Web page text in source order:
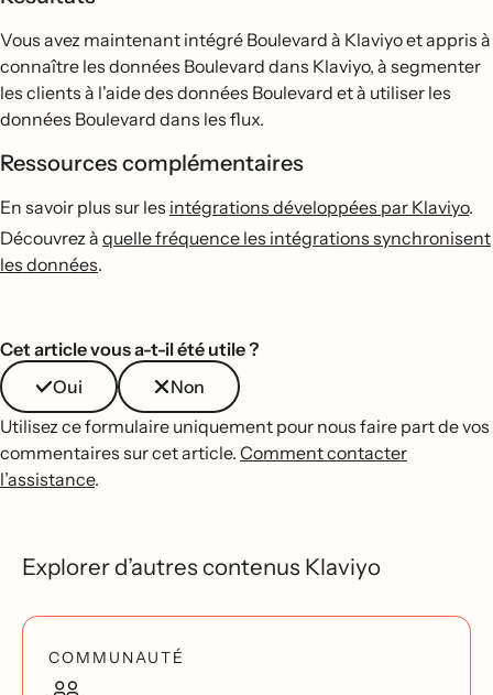
Vous avez maintenant intégré Boulevard à Klaviyo et appris à
connaître les données Boulevard dans Klaviyo, à segmenter
les clients à l'aide des données Boulevard et à utiliser les
données Boulevard dans les flux.
Ressources complémentaires
En savoir plus sur les intégrations développées par Klaviyo.
Découvrez à quelle fréquence les intégrations synchronisent
les données.
Cet article vous a-t-il été utile ?
Oui
Non
Utilisez ce formulaire uniquement pour nous faire part de vos
commentaires sur cet article. Comment contacter
l’assistance.
Explorer d’autres contenus Klaviyo
COMMUNAUTÉ